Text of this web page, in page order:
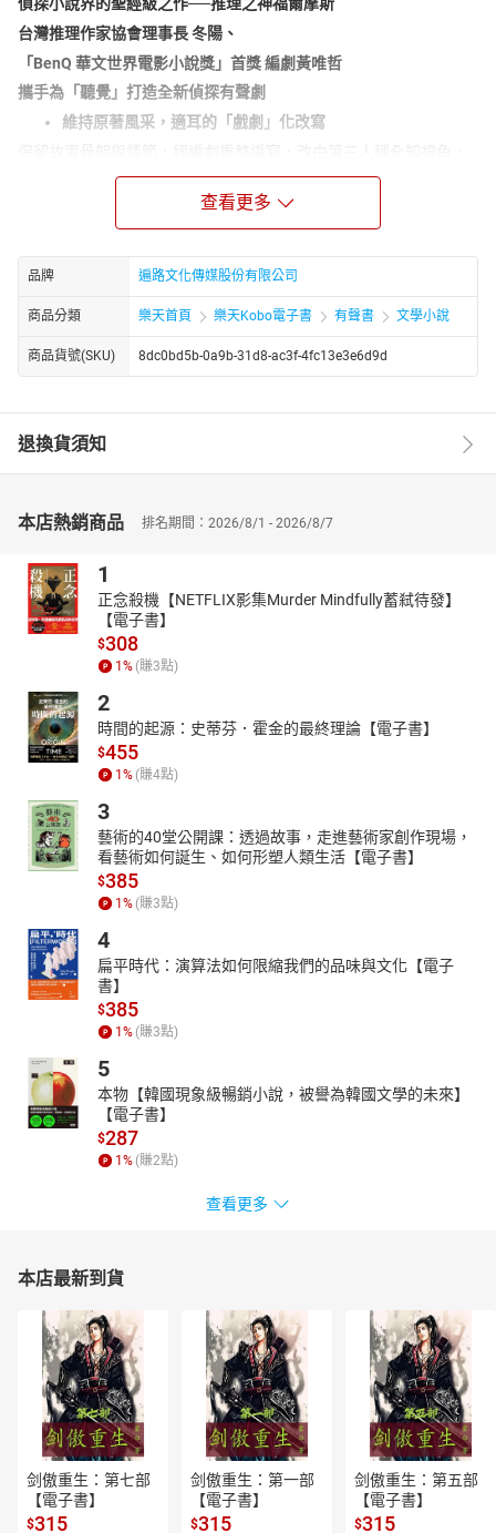
台灣推理作家協會理事長 冬陽、
「BenQ 華文世界電影小說獎」首獎 編劇黃唯哲
攜手為「聽覺」打造全新偵探有聲劇
維持原著風采，適耳的「戲劇」化改寫
帶你俯瞰案件經過。藉由對話推進劇情，並加強場景表現讓節奏更
為緊湊，1.5小時內毫無冷場。
福爾摩斯化身為「推理硬漢」
在這個版本中，我們為角色既有的靈魂注入新元素，福爾摩斯成了
將暴力視為手段的個性男子，在知名配音員宋昱璁的詮釋下，可聽
見他巧妙切換冷熱兩面，上一秒瀟灑不羈，下一秒突然冷靜推理，
呈現角色的立體面貌。
一場精采絕倫的「聽覺」冒險
音的一線聲音演員，如動畫《進擊的巨人》主角艾連、宮崎駿《借
物少女艾莉緹》的艾莉緹，還有手遊《未定事件簿》的左然等；再
資深推理評論人策劃，挑選經典中的「經典」
波西米亞委託案》和《花斑帶的殺意》。BBC影集《新世紀福爾摩
斯》中帥氣的艾琳˙愛德勒，除了是唯一令福爾摩斯心動的女子，全
球影迷也為之傾心，這個角色正是出自《失敗的波西米亞委託
案》，我們得以一探「那位女士」的風采，還有福爾摩斯遊走在犯
罪邊緣的行動。
而《花斑帶的殺意》曾被柯南˙道爾選為最喜愛的故事，他說：「這
陰險殘酷的故事，即便不總是排在第一，但絕對會在任何排名
上。」你可以在劇中聽見福爾摩斯與華生一同穿梭緊張刺激的詭譎
氛圍，並用另類方法制裁犯人。
＼
「你就是福爾摩斯？我是波西米亞皇室委託的代理人──范格姆伯
爵。」
一位神祕的客戶戴著皮革面具現身，誓命取回足以撼動波西米亞王
室的合照，掀開一場國家級的緋聞。信心滿滿的福爾摩斯這次會如
何與歌劇女伶鬥智，達成委託呢？又是什麼樣的狠角色，讓他從此
不再輕看女性？一場情愫滋生的交鋒即將展開……
＼
「噓──你聽見那微弱的口哨聲了嗎？」
姐姐的慘死事件會發生在自己身上。當年留下的線索僅有夜裡響起
的微弱口哨聲，以及姐姐死前的謎樣話語：「那條帶子！花斑的！
好痛苦！」
倫敦大名鼎鼎的偵探，這次會如何與夥伴攜手拆解這詭譎、陰森且
僅留一盞燈，任憑黑暗包圍，
豎起雙耳，悄悄跟在福爾摩斯與華生身後，
一同踏入這充滿詭計、危險、層層謎團籠罩的推理迷霧中……
暴力版的福爾摩斯、搭檔間的日常鬥嘴、緊湊的刺激情節
就要在耳際上演
＊＊＊
本有聲劇由【遍路文化、偉憶數位科技】聯合製作，非經書面同
意，不得以任何形式任意重製、轉載。版權所有，盜錄必究。
【工作團隊介紹】
查看更多
品牌 遍路文化傳媒股份有限公司
商品分類 樂天首頁 樂天Kobo電子書 有聲書 文學小說
商品貨號(SKU) 8dc0bd5b-0a9b-31d8-ac3f-4fc13e3e6d9d
退換貨須知
本店熱銷商品 排名期間：2026/8/1 - 2026/8/7
1
正念殺機【NETFLIX影集Murder Mindfully蓄弒待發】
【電子書】
$308
1 % (賺3點)
2
時間的起源：史蒂芬．霍金的最終理論【電子書】
$455
1 % (賺4點)
3
藝術的40堂公開課：透過故事，走進藝術家創作現場，
看藝術如何誕生、如何形塑人類生活【電子書】
$385
1 % (賺3點)
4
扁平時代：演算法如何限縮我們的品味與文化【電子
書】
$385
1 % (賺3點)
5
本物【韓國現象級暢銷小說，被譽為韓國文學的未來】
【電子書】
$287
1 % (賺2點)
查看更多
本店最新到貨
剑傲重生：第七部
【電子書】
$315
剑傲重生：第一部
【電子書】
$315
剑傲重生：第五部
【電子書】
$315